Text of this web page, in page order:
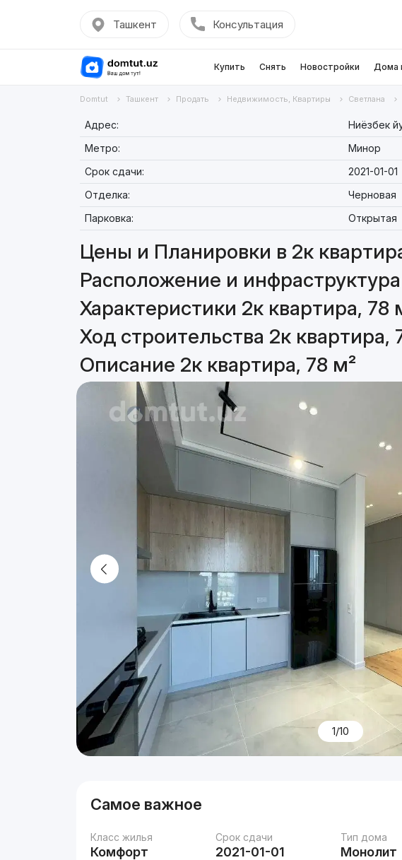
Ташкент Консультация
Купить Снять Новостройки Дома
Domtut Ташкент Продать Недвижимость, Квартиры Светлана
Адрес:
Ниёзбек
Метро:
Минор
Срок сдачи:
2021-01-01
Отделка:
Черновая
Парковка:
Открытая
Цены и Планировки в 2к
Расположение и
Характеристики 2к квартира, 78
Ход строительства 2к квартира,
Описание 2к квартира, 78 м²
1/10
Самое важное
Класс жилья
Комфорт
Срок сдачи
2021-01-01
Тип дома
Монолит